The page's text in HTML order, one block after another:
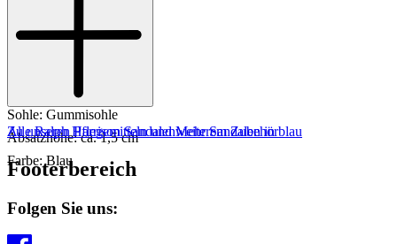
Innensohle: Leder
Sohle: Gummisohle
Absatzhöhe: ca. 1,5 cm
Farbe: Blau
Zu unseren Pflegemitteln und weiterem Zubehör
Alle Ralph Harrison SandalenMehr Sandalen in blau
Footerbereich
Folgen Sie uns: